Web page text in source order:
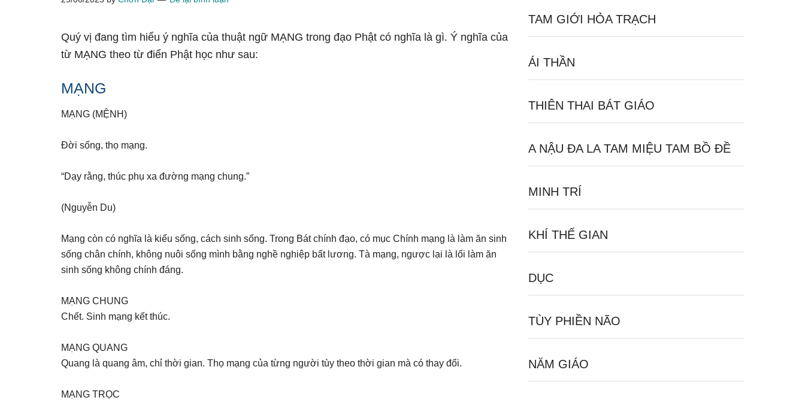
Quý vị đang tìm hiểu ý nghĩa của thuật ngữ MẠNG trong đạo Phật có nghĩa là gì. Ý nghĩa của
từ MẠNG theo từ điển Phật học như sau:
MẠNG
MẠNG (MỆNH)
Đời sống, thọ mạng.
“Dạy rằng, thúc phụ xa đường mạng chung.”
(Nguyễn Du)
Mạng còn có nghĩa là kiểu sống, cách sinh sống. Trong Bát chính đạo, có mục Chính mạng là làm ăn sinh
sống chân chính, không nuôi sống mình bằng nghề nghiệp bất lương. Tà mạng, ngược lại là lối làm ăn
sinh sống không chính đáng.
MẠNG CHUNG
Chết. Sinh mạng kết thúc.
MẠNG QUANG
Quang là quang âm, chỉ thời gian. Thọ mạng của từng người tùy theo thời gian mà có thay đổi.
MẠNG TRỌC
TAM GIỚI HỎA TRẠCH
ÁI THẦN
THIÊN THAI BÁT GIÁO
A NẬU ĐA LA TAM MIỆU TAM BỒ ĐỀ
MINH TRÍ
KHÍ THẾ GIAN
DỤC
TÙY PHIỀN NÃO
NĂM GIÁO